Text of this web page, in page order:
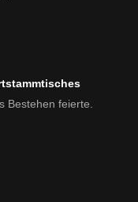
Bestehen feierte.